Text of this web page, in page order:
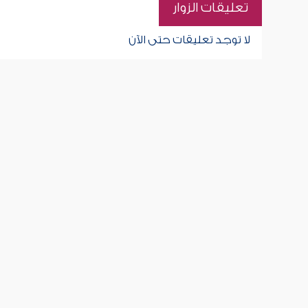
تعليقات الزوار
لا توجد تعليقات حتى الآن